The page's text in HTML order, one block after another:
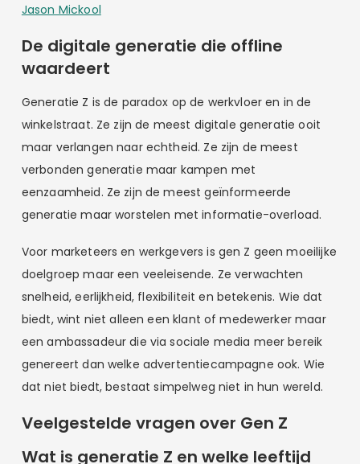
Jason Mickool
De digitale generatie die offline
waardeert
Generatie Z is de paradox op de werkvloer en in de
winkelstraat. Ze zijn de meest digitale generatie ooit
maar verlangen naar echtheid. Ze zijn de meest
verbonden generatie maar kampen met
eenzaamheid. Ze zijn de meest geïnformeerde
generatie maar worstelen met informatie-overload.
Voor marketeers en werkgevers is gen Z geen moeilijke
doelgroep maar een veeleisende. Ze verwachten
snelheid, eerlijkheid, flexibiliteit en betekenis. Wie dat
biedt, wint niet alleen een klant of medewerker maar
een ambassadeur die via sociale media meer bereik
genereert dan welke advertentiecampagne ook. Wie
dat niet biedt, bestaat simpelweg niet in hun wereld.
Veelgestelde vragen over Gen Z
Wat is generatie Z en welke leeftijd